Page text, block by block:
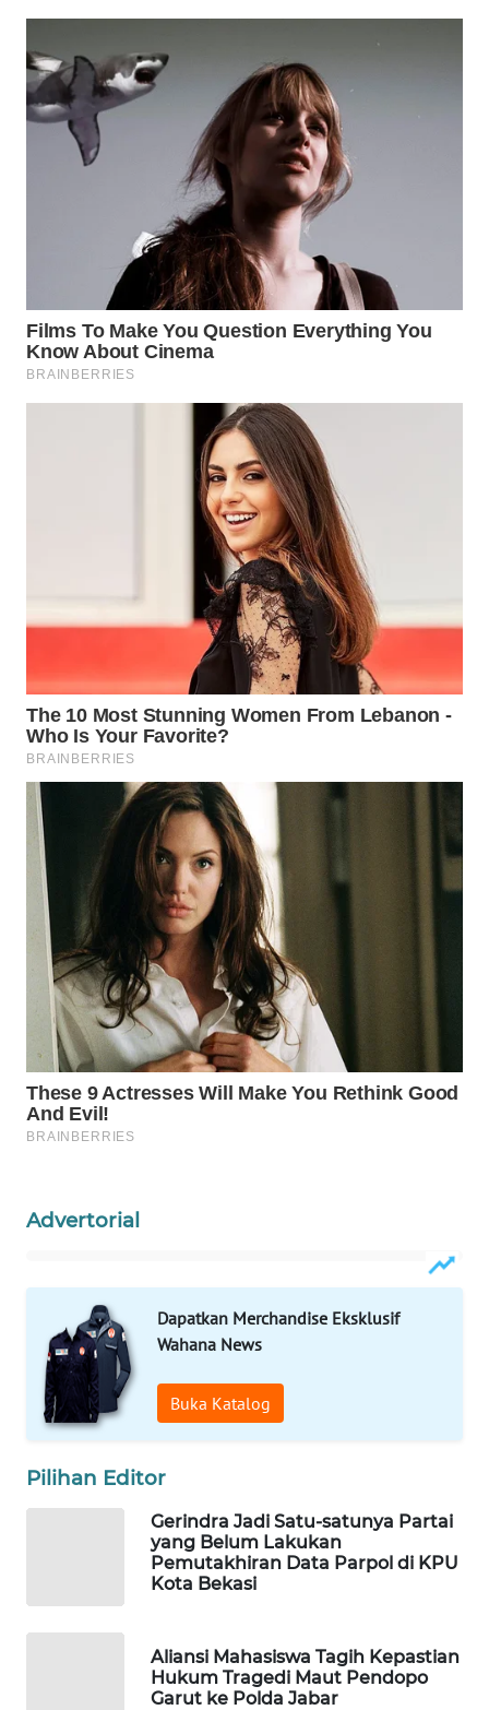
Advertorial
Dapatkan Merchandise Eksklusif
Wahana News
Buka Katalog
Pilihan Editor
Gerindra Jadi Satu-satunya Partai
yang Belum Lakukan
Pemutakhiran Data Parpol di KPU
Kota Bekasi
Aliansi Mahasiswa Tagih Kepastian
Hukum Tragedi Maut Pendopo
Garut ke Polda Jabar
KONSUMEN
LISTRIK
MASYARAKAT
KELISTRIKAN
MAWAKA
ID
KOPEKLIN
PORTAL
KONSUMEN
FORWAMKI
ALPERKLINAS
FORJASIDA
TAMBANG
NEWS
SITUNGIR
NEWS
NEWS
NEWS
METRO
SIANTAR
NEWS
MEDAN
NEWS
NEWS